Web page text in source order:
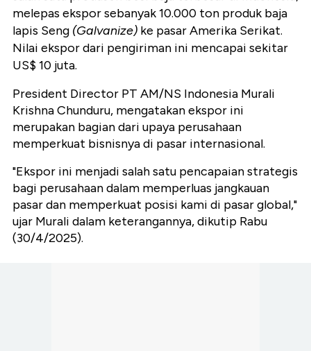
melepas ekspor sebanyak 10.000 ton produk baja
lapis Seng (Galvanize) ke pasar Amerika Serikat.
Nilai ekspor dari pengiriman ini mencapai sekitar
US$ 10 juta.
President Director PT AM/NS Indonesia Murali
Krishna Chunduru, mengatakanekspor ini
merupakan bagian dari upaya perusahaan
memperkuat bisnisnya di pasar internasional.
"Ekspor ini menjadi salah satu pencapaian strategis
bagi perusahaan dalam memperluas jangkauan
pasar dan memperkuat posisi kami di pasar global,"
ujar Murali dalam keterangannya, dikutip Rabu
(30/4/2025).